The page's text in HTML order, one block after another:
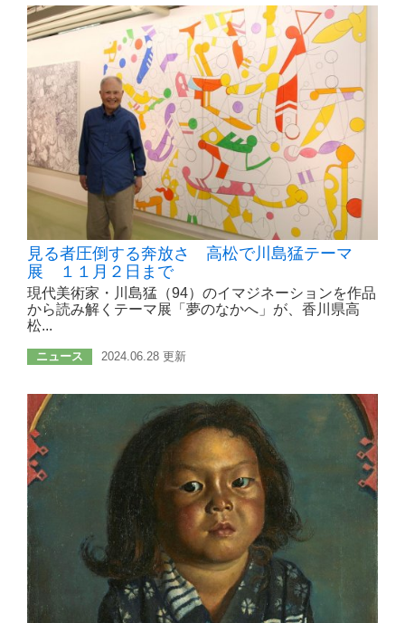
見る者圧倒する奔放さ 高松で川島猛テーマ
展 １１月２日まで
現代美術家・川島猛（94）のイマジネーションを作品
から読み解くテーマ展「夢のなかへ」が、香川県高
松...
ニュース 2024.06.28 更新